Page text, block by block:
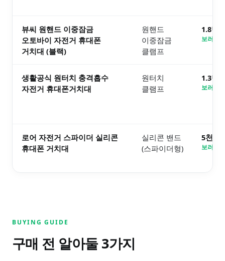
뷰씨 원핸드 이중잠금
오토바이 자전거 휴대폰
거치대 (블랙)
원핸드
이중잠금
클램프
1.8만
보러가
생활공식 원터치 충격흡수
자전거 휴대폰거치대
원터치
클램프
1.3만
보러가
로어 자전거 스파이더 실리콘
휴대폰 거치대
실리콘 밴드
(스파이더형)
5천원
보러가
BUYING GUIDE
구매 전 알아둘 3가지